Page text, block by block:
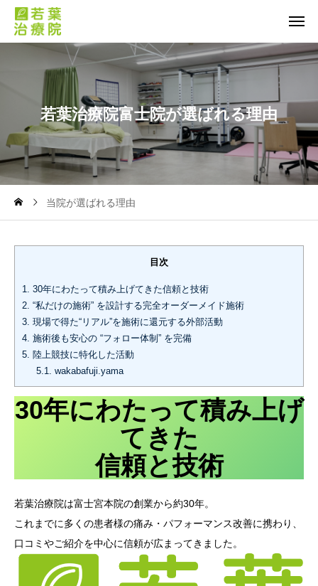
若葉治療院富士院が選ばれる理由
当院が選ばれる理由
目次
1. 30年にわたって積み上げてきた信頼と技術
2. “私だけの施術” を設計する完全オーダーメイド施術
3. 現場で得た“リアル”を施術に還元する外部活動
4. 施術後も安心の “フォロー体制” を完備
5. 陸上競技に特化した活動
5.1. wakabafuji.yama
30年にわたって積み上げ
てきた
信頼と技術
若葉治療院は富士宮本院の創業から約30年。
これまでに多くの患者様の痛み・パフォーマンス改善に携わり、
口コミやご紹介を中心に信頼が広まってきました。